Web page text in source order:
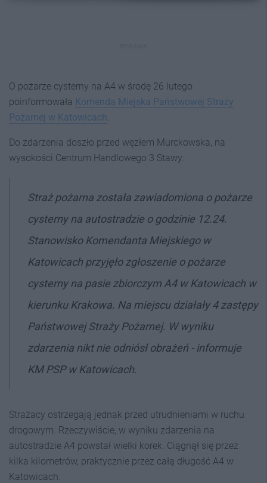
O pożarze cysterny na A4 w środę 26 lutego
poinformowała Komenda Miejska Państwowej Straży
Pożarnej w Katowicach.
Do zdarzenia doszło przed węzłem Murckowska, na
wysokości Centrum Handlowego 3 Stawy.
Straż pożarna została zawiadomiona o pożarze
cysterny na autostradzie o godzinie 12.24.
Stanowisko Komendanta Miejskiego w
Katowicach przyjęło zgłoszenie o pożarze
cysterny na pasie zbiorczym A4 w Katowicach w
kierunku Krakowa. Na miejscu działały 4 zastępy
Państwowej Straży Pożarnej. W wyniku
zdarzenia nikt nie odniósł obrażeń - informuje
KM PSP w Katowicach.
Strażacy ostrzegają jednak przed utrudnieniami w ruchu
drogowym. Rzeczywiście, w wyniku zdarzenia na
autostradzie A4 powstał wielki korek. Ciągnął się przez
kilka kilometrów, praktycznie przez całą długość A4 w
Katowicach.